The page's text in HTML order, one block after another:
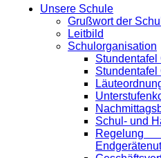
Unsere Schule
Grußwort der
Leitbild
Schulorganisation
Stundentafel
Stundentafel
Schul- und